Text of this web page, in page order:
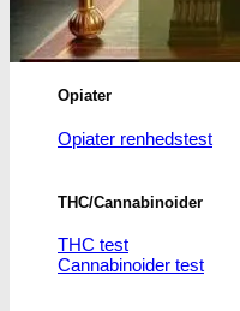
MCPP test
Opiater
Opiater renhedstest
THC/Cannabinoider
THC test
Cannabinoider test